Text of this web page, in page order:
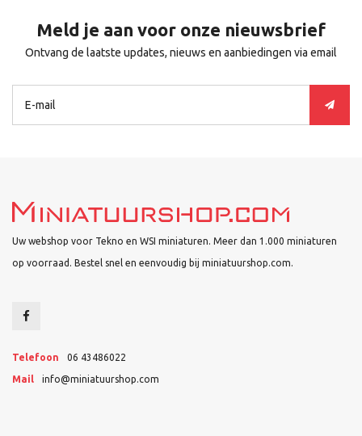
Meld je aan voor onze nieuwsbrief
Ontvang de laatste updates, nieuws en aanbiedingen via email
Uw webshop voor Tekno en WSI miniaturen. Meer dan 1.000 miniaturen
op voorraad. Bestel snel en eenvoudig bij miniatuurshop.com.
Telefoon 06 43486022
Mail info@miniatuurshop.com